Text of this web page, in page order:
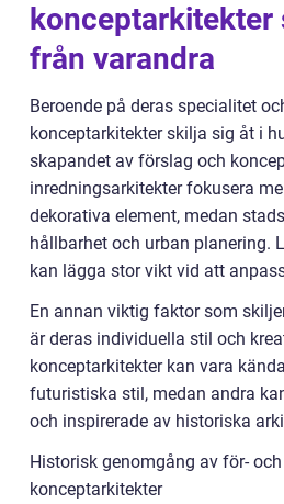
konceptarkitekter
från varandra
Beroende på deras specialitet
konceptarkitekter skilja sig åt i
skapandet av förslag och
inredningsarkitekter fokusera
dekorativa element, medan
hållbarhet och urban planering.
kan lägga stor vikt vid att
En annan viktig faktor som
är deras individuella stil och
konceptarkitekter kan vara
futuristiska stil, medan andra
och inspirerade av historiska
Historisk genomgång av för-
konceptarkitekter